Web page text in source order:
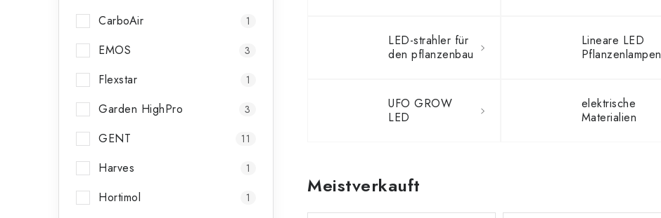
CarboAir 1
EMOS 3
Flexstar 1
Garden HighPro 3
GENT 11
Harves 1
Hortimol 1
LED-strahler für
den pflanzenbau
Lineare LED
Pflanzenlampen
UFO GROW
LED
elektrische
Materialien
Meistverkauft